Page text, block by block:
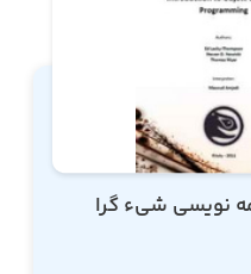
نویسی شیء گرا